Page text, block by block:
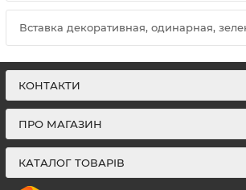
Вставка декоративная, одинарная,
КОНТАКТИ
ПРО МАГАЗИН
КАТАЛОГ ТОВАРІВ